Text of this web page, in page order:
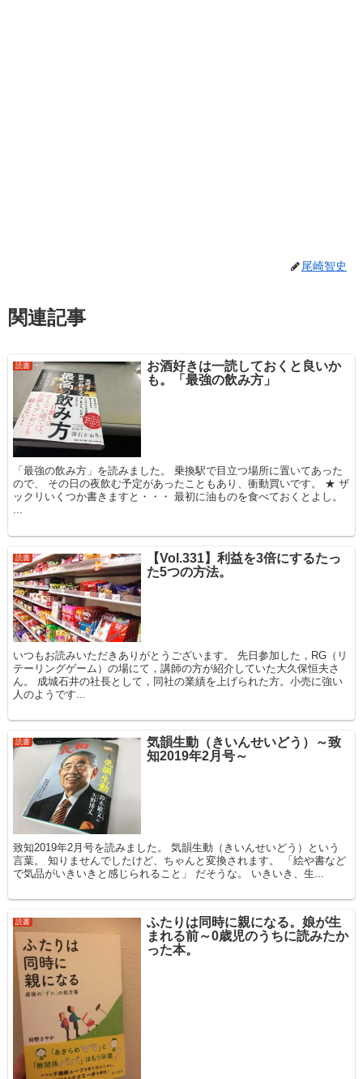
尾崎智史
関連記事
読書
お酒好きは一読しておくと良いか
も。「最強の飲み方」
「最強の飲み方」を読みました。 乗換駅で目立つ場所に置いてあった
ので、 その日の夜飲む予定があったこともあり、衝動買いです。 ★ ザ
ックリいくつか書きますと・・・ 最初に油ものを食べておくとよし。
...
読書
【Vol.331】利益を3倍にするたっ
た5つの方法。
いつもお読みいただきありがとうございます。 先日参加した，RG（リ
テーリングゲーム）の場にて，講師の方が紹介していた大久保恒夫さ
ん。 成城石井の社長として，同社の業績を上げられた方。小売に強い
人のようです...
読書
気韻生動（きいんせいどう）～致
知2019年2月号～
致知2019年2月号を読みました。 気韻生動（きいんせいどう）という
言葉。 知りませんでしたけど、ちゃんと変換されます。 「絵や書など
で気品がいきいきと感じられること」 だそうな。 いきいき、生...
読書
ふたりは同時に親になる。娘が生
まれる前～0歳児のうちに読みたか
った本。